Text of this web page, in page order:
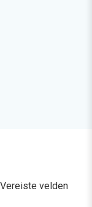
Vereiste velden